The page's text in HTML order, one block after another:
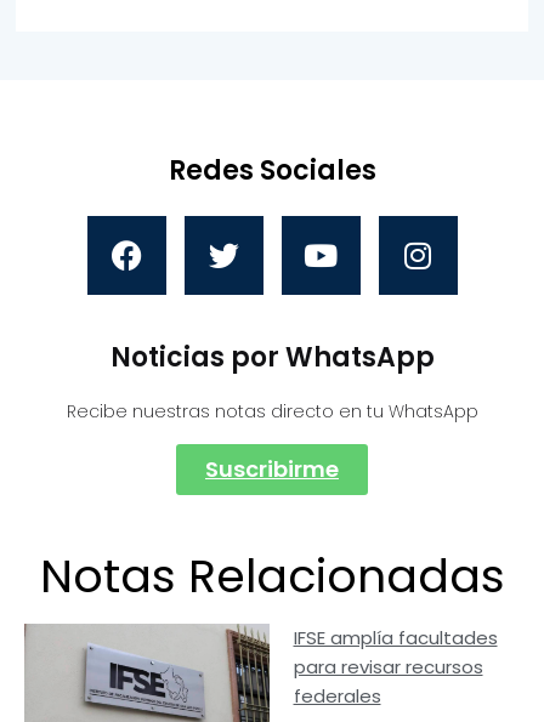
Redes Sociales
Noticias por WhatsApp
Recibe nuestras notas directo en tu WhatsApp
Suscribirme
Notas Relacionadas
IFSE amplía facultades
para revisar recursos
federales